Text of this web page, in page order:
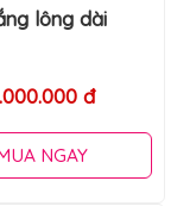
lông ngắn
5.500.000 đ
MUA NGAY